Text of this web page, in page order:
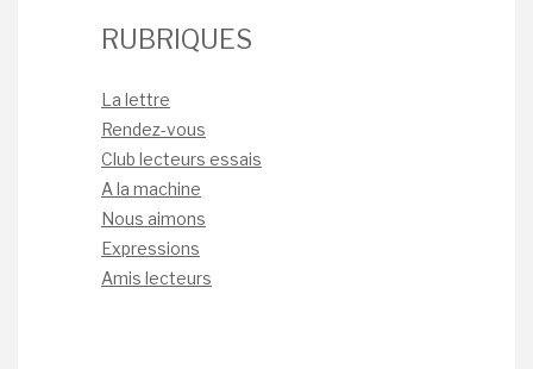
RUBRIQUES
La lettre
Rendez-vous
Club lecteurs essais
A la machine
Nous aimons
Expressions
Amis lecteurs